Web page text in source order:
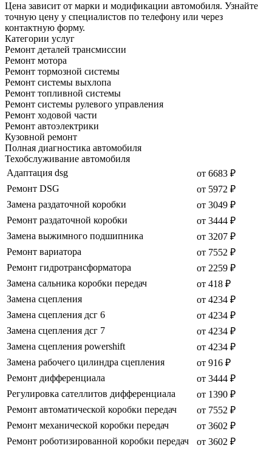
Цена зависит от марки и модификации автомобиля. Узнайте
точную цену у специалистов по телефону или через
контактную форму.
Категории услуг
Ремонт деталей трансмиссии
Ремонт мотора
Ремонт тормозной системы
Ремонт системы выхлопа
Ремонт топливной системы
Ремонт системы рулевого управления
Ремонт ходовой части
Ремонт автоэлектрики
Кузовной ремонт
Полная диагностика автомобиля
Техобслуживание автомобиля
Адаптация dsg
от 6683 ₽
Ремонт DSG
от 5972 ₽
Замена раздаточной коробки
от 3049 ₽
Ремонт раздаточной коробки
от 3444 ₽
Замена выжимного подшипника
от 3207 ₽
Ремонт вариатора
от 7552 ₽
Ремонт гидротрансформатора
от 2259 ₽
Замена сальника коробки передач
от 418 ₽
Замена сцепления
от 4234 ₽
Замена сцепления дсг 6
от 4234 ₽
Замена сцепления дсг 7
от 4234 ₽
Замена сцепления powershift
от 4234 ₽
Замена рабочего цилиндра сцепления
от 916 ₽
Ремонт дифференциала
от 3444 ₽
Регулировка сателлитов дифференциала
от 1390 ₽
Ремонт автоматической коробки передач
от 7552 ₽
Ремонт механической коробки передач
от 3602 ₽
Ремонт роботизированной коробки передач
от 3602 ₽